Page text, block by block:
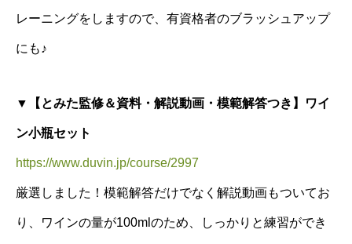
レーニングをしますので、有資格者のブラッシュアップ
にも♪
▼【とみた監修＆資料・解説動画・模範解答つき】ワイ
ン小瓶セット
https://www.duvin.jp/course/2997
厳選しました！模範解答だけでなく解説動画もついてお
り、ワインの量が100mlのため、しっかりと練習ができ